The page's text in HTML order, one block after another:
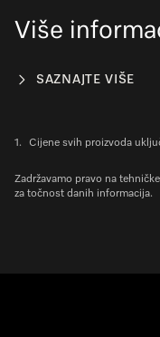
Više
SAZNAJTE VIŠE
1. Cijene svih proizvoda
Zadržavamo pravo na
za točnost danih informacija.